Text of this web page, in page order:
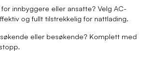
innbyggere eller ansatte? Velg AC-
og fullt tilstrekkelig for nattlading.
eller besøkende? Komplett med